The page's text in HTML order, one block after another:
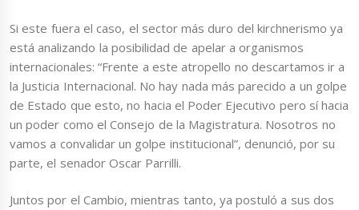
Si este fuera el caso, el sector más duro del kirchnerismo ya
está analizando la posibilidad de apelar a organismos
internacionales: “Frente a este atropello no descartamos ir a
la Justicia Internacional. No hay nada más parecido a un golpe
de Estado que esto, no hacia el Poder Ejecutivo pero sí hacia
un poder como el Consejo de la Magistratura. Nosotros no
vamos a convalidar un golpe institucional”, denunció, por su
parte, el senador Oscar Parrilli.
Juntos por el Cambio, mientras tanto, ya postuló a sus dos